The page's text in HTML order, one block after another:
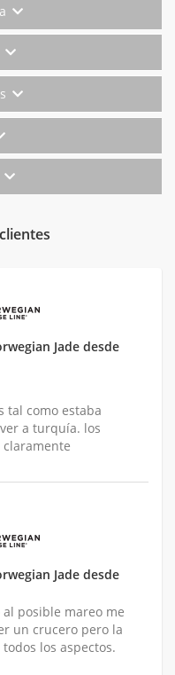
Jade desde
tal como estaba
a turquía. los
Jade desde
posible mareo me
un crucero pero la
los aspectos.